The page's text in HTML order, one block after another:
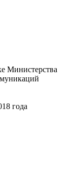
Министерства
года